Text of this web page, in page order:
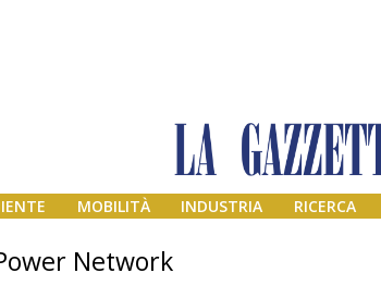
MOBILITÀ INDUSTRIA RICERCA
Network